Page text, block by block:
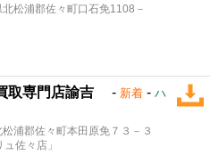
松浦郡佐々町口石免1108－
取専門店諭吉 - 新着 - ハ
浦郡佐々町本田原免７３－３
佐々店」